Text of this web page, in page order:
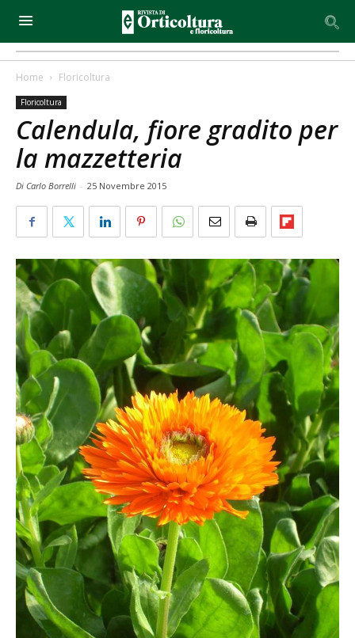
Home Floricoltura
Floricoltura
Calendula, fiore gradito per
la mazzetteria
Di Carlo Borrelli - 25 Novembre 2015